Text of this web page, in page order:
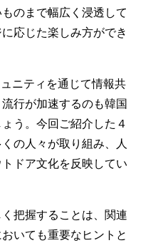
のまで幅広く浸透して
応じた楽しみ方ができ
ニティを通じて情報共
行が加速するのも韓国
う。今回ご紹介した４
の人々が取り組み、人
ドア文化を反映してい
把握することは、関連
いても重要なヒントと